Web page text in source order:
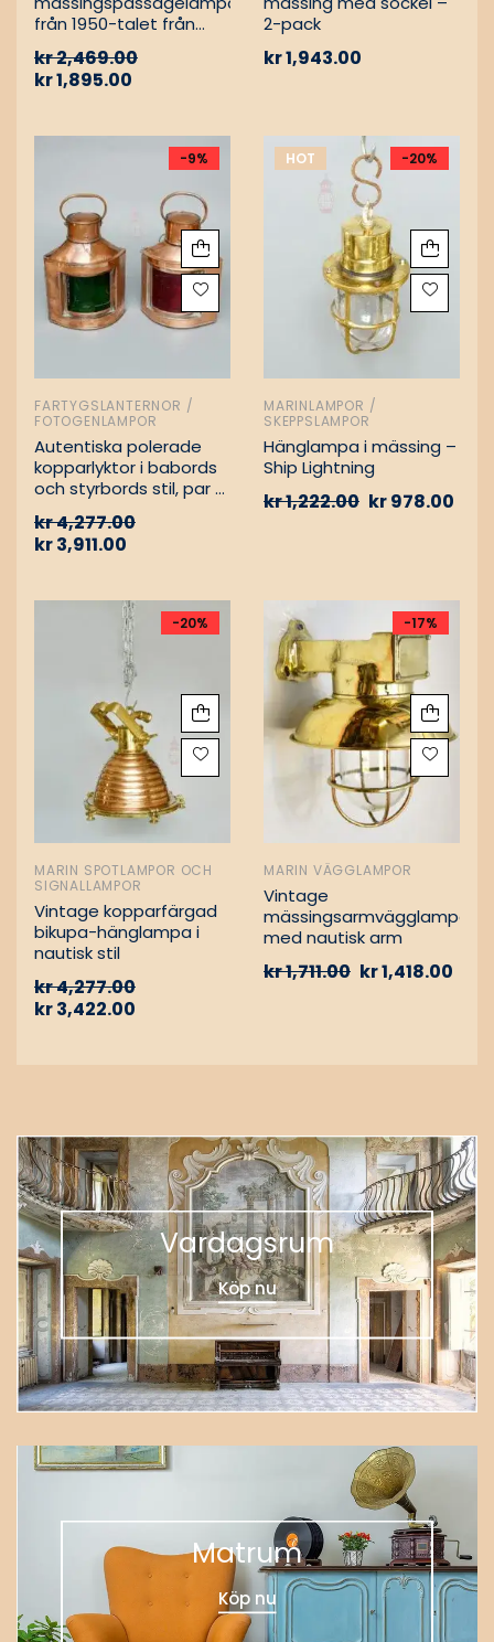
från 1950-talet från
kr2,469.00
kr1,895.00
2-pack
kr1,943.00
-9%
FARTYGSLANTERNOR /
FOTOGENLAMPOR
Autentiska polerade
kopparlyktor i babords
och styrbords stil, par –
oljelampor
kr4,277.00
kr3,911.00
HOT -20%
MARINLAMPOR /
SKEPPSLAMPOR
Hänglampa i mässing –
Ship Lightning
kr1,222.00 kr978.00
-20%
MARIN SPOTLAMPOR OCH
SIGNALLAMPOR
Vintage kopparfärgad
bikupa-hänglampa i
nautisk stil
kr4,277.00
kr3,422.00
-17%
MARIN VÄGGLAMPOR
Vintage
mässingsarmvägglampa
med nautisk arm
kr1,711.00 kr1,418.00
Vardagsrum
Köp nu
Matrum
Köp nu